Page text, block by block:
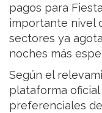
pagos para
importante nivel
sectores ya
noches más
Según el
plataforma
preferenciales